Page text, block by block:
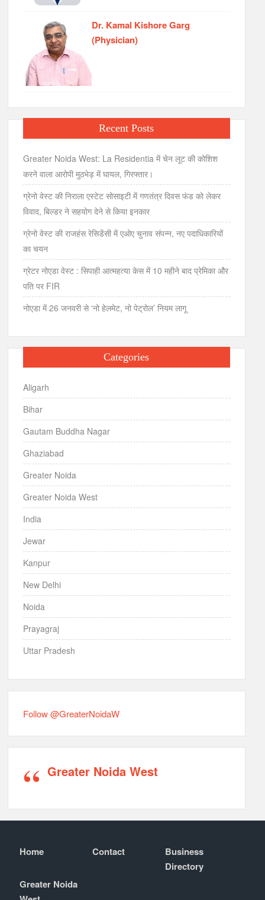
Dr. Kamal Kishore Garg
(Physician)
Recent Posts
Greater Noida West: La Residentia में चेन लूट की कोशिश
करने वाला आरोपी मुठभेड़ में घायल, गिरफ्तार।
ग्रेनो वेस्ट की निराला एस्टेट सोसाइटी में गणतंत्र दिवस फंड को लेकर
विवाद, बिल्डर ने सहयोग देने से किया इनकार
ग्रेनो वेस्ट की राजहंस रेसिडेंसी में एओए चुनाव संपन्न, नए पदाधिकारियों
का चयन
ग्रेटर नोएडा वेस्ट : सिपाही आत्महत्या केस में 10 महीने बाद प्रेमिका और
पति पर FIR
नोएडा में 26 जनवरी से ‘नो हेलमेट, नो पेट्रोल’ नियम लागू
Categories
Aligarh
Bihar
Gautam Buddha Nagar
Ghaziabad
Greater Noida
Greater Noida West
India
Jewar
Kanpur
New Delhi
Noida
Prayagraj
Uttar Pradesh
Follow @GreaterNoidaW
Greater Noida West
Home Contact
Business
Directory
Greater Noida